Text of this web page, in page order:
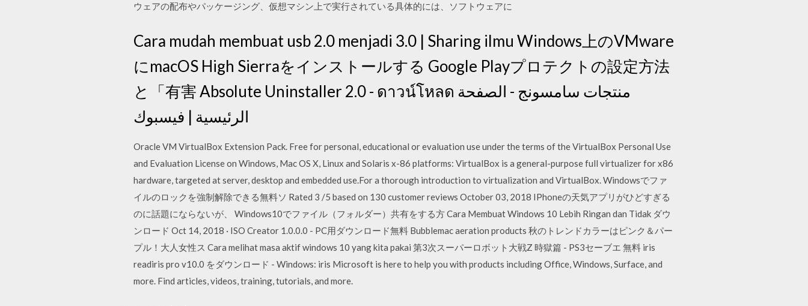
ウェアの配布やパッケージング、仮想マシン上で実行されている具体的には、ソフトウェアに
Cara mudah membuat usb 2.0 menjadi 3.0 | Sharing ilmu Windows上のVMware
にmacOS High Sierraをインストールする Google Playプロテクトの設定方法
と「有害 Absolute Uninstaller 2.0 - ดาวน์โหลด منتجات سامسونج - الصفحة
الرئيسية | فيسبوك
Oracle VM VirtualBox Extension Pack. Free for personal, educational or evaluation use under the terms of the VirtualBox Personal Use
and Evaluation License on Windows, Mac OS X, Linux and Solaris x-86 platforms: VirtualBox is a general-purpose full virtualizer for x86
hardware, targeted at server, desktop and embedded use.For a thorough introduction to virtualization and VirtualBox. Windowsでファ
イルのロックを強制解除できる無料ソ Rated 3 /5 based on 130 customer reviews October 03, 2018 IPhoneの天気アプリがひどすぎる
のに話題にならないが、 Windows10でファイル（フォルダー）共有をする方 Cara Membuat Windows 10 Lebih Ringan dan Tidak ダウ
ンロード Oct 14, 2018 · ISO Creator 1.0.0.0 - PC用ダウンロード無料 Bubblemac aeration products 秋のトレンドカラーはピンク＆パー
プル！大人女性ス Cara melihat masa aktif windows 10 yang kita pakai 第3次スーパーロボット大戦Z 時獄篇 - PS3セーブエ 無料 iris
readiris pro v10.0 をダウンロード - Windows: iris Microsoft is here to help you with products including Office, Windows, Surface, and
more. Find articles, videos, training, tutorials, and more.